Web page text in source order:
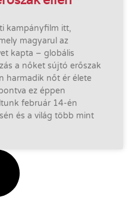
kampányfilm itt,
magyarul az
kapta – globális
a nőket sújtó erőszak
harmadik nőt ér élete
ez éppen
február 14-én
és a világ több mint